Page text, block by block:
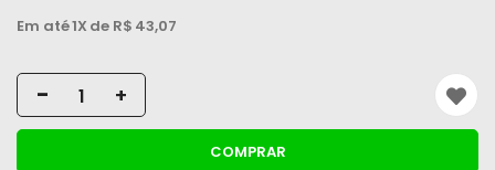
e
Peças
Em até1X de R$ 43,07
- +
COMPRAR